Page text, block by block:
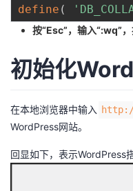
define (
按“Esc”，输入“:wq”
初始化
在本地浏览器中输入
WordPress网站。
回显如下，表示WordPress